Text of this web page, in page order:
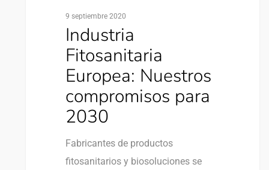
9 septiembre 2020
Industria
Fitosanitaria
Europea: Nuestros
compromisos para
2030
Fabricantes de productos
fitosanitarios y biosoluciones se